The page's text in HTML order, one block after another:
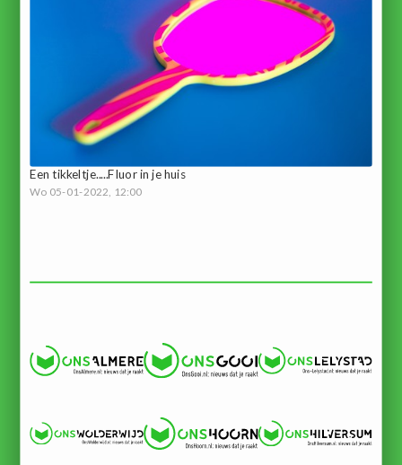
Een tikkeltje.....Fluor in je huis
Wo 05-01-2022, 12:00